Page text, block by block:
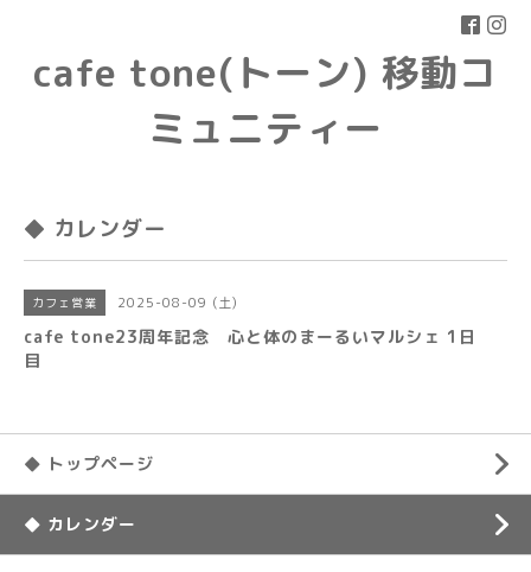
cafe tone(トーン) 移動コ
ミュニティー
◆ カレンダー
カフェ営業 2025-08-09 (土)
cafe tone23周年記念 心と体のまーるいマルシェ 1日
目
◆ トップページ
◆ カレンダー